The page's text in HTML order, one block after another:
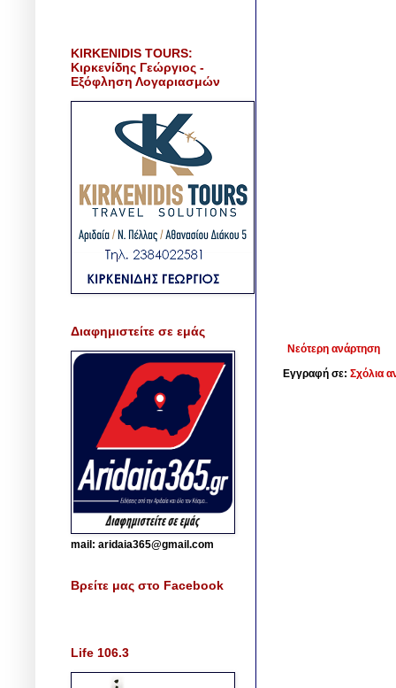
Νεότερη ανάρτηση
Εγγραφή σε: Σχόλια
KIRKENIDIS TOURS:
Κιρκενίδης Γεώργιος -
Εξόφληση Λογαριασμών
Διαφημιστείτε σε εμάς
mail: aridaia365@gmail.com
Βρείτε μας στο Facebook
Life 106.3